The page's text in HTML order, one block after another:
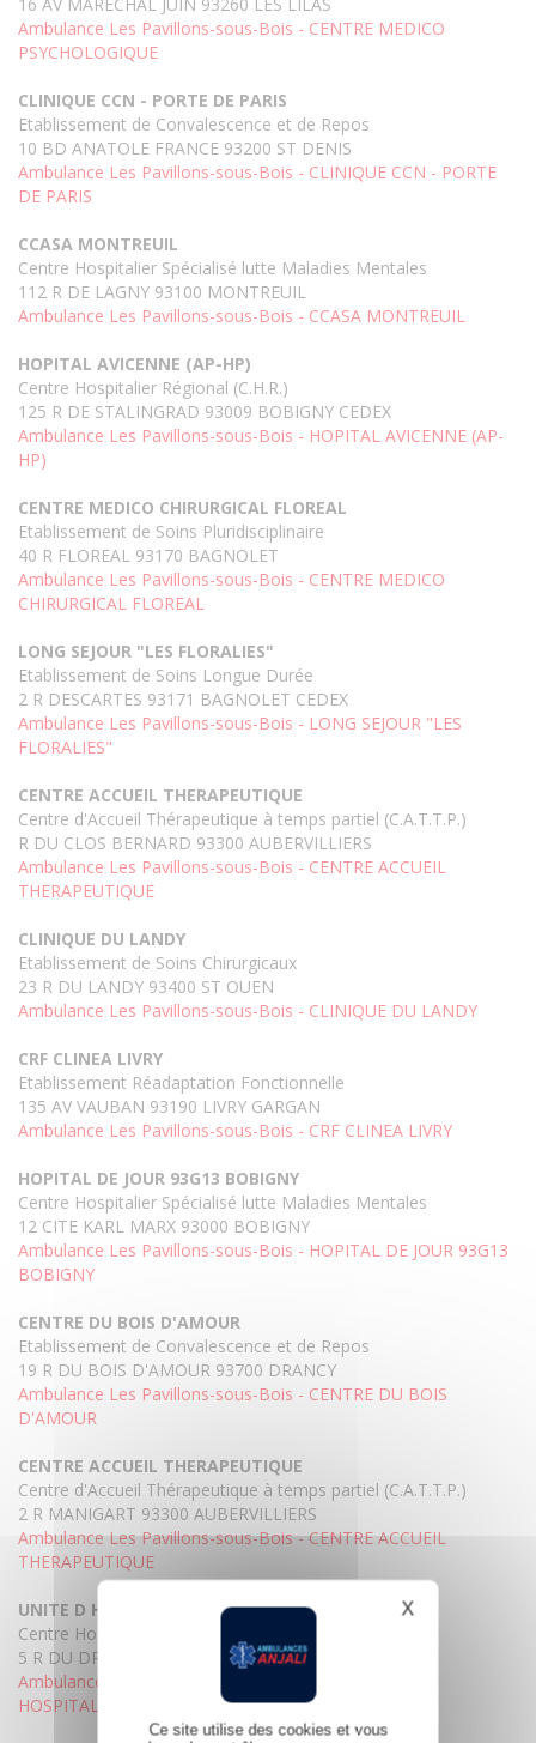
Ambulance Les Pavillons-sous-Bois - CENTRE MEDICO
PSYCHOLOGIQUE
CLINIQUE CCN - PORTE DE PARIS
Etablissement de Convalescence et de Repos
10 BD ANATOLE FRANCE 93200 ST DENIS
Ambulance Les Pavillons-sous-Bois - CLINIQUE CCN - PORTE
DE PARIS
CCASA MONTREUIL
Centre Hospitalier Spécialisé lutte Maladies Mentales
112 R DE LAGNY 93100 MONTREUIL
Ambulance Les Pavillons-sous-Bois - CCASA MONTREUIL
HOPITAL AVICENNE (AP-HP)
Centre Hospitalier Régional (C.H.R.)
125 R DE STALINGRAD 93009 BOBIGNY CEDEX
Ambulance Les Pavillons-sous-Bois - HOPITAL AVICENNE (AP-
HP)
CENTRE MEDICO CHIRURGICAL FLOREAL
Etablissement de Soins Pluridisciplinaire
40 R FLOREAL 93170 BAGNOLET
Ambulance Les Pavillons-sous-Bois - CENTRE MEDICO
CHIRURGICAL FLOREAL
LONG SEJOUR "LES FLORALIES"
Etablissement de Soins Longue Durée
2 R DESCARTES 93171 BAGNOLET CEDEX
Ambulance Les Pavillons-sous-Bois - LONG SEJOUR "LES
FLORALIES"
CENTRE ACCUEIL THERAPEUTIQUE
Centre d'Accueil Thérapeutique à temps partiel (C.A.T.T.P.)
R DU CLOS BERNARD 93300 AUBERVILLIERS
Ambulance Les Pavillons-sous-Bois - CENTRE ACCUEIL
THERAPEUTIQUE
CLINIQUE DU LANDY
Etablissement de Soins Chirurgicaux
23 R DU LANDY 93400 ST OUEN
Ambulance Les Pavillons-sous-Bois - CLINIQUE DU LANDY
CRF CLINEA LIVRY
Etablissement Réadaptation Fonctionnelle
135 AV VAUBAN 93190 LIVRY GARGAN
Ambulance Les Pavillons-sous-Bois - CRF CLINEA LIVRY
HOPITAL DE JOUR 93G13 BOBIGNY
Centre Hospitalier Spécialisé lutte Maladies Mentales
12 CITE KARL MARX 93000 BOBIGNY
Ambulance Les Pavillons-sous-Bois - HOPITAL DE JOUR 93G13
BOBIGNY
CENTRE DU BOIS D'AMOUR
Etablissement de Convalescence et de Repos
19 R DU BOIS D'AMOUR 93700 DRANCY
Ambulance Les Pavillons-sous-Bois - CENTRE DU BOIS
D'AMOUR
CENTRE ACCUEIL THERAPEUTIQUE
Centre d'Accueil Thérapeutique à temps partiel (C.A.T.T.P.)
2 R MANIGART 93300 AUBERVILLIERS
Ambulance Les Pavillons-sous-Bois - CENTRE ACCUEIL
THERAPEUTIQUE
UNITE D HOSPITALISATION
Centre Hospitalier Spécialisé lutte Maladies Mentales
5 R DU DR DELAFONTAINE 93200 ST DENIS
Ambulance Les Pavillons-sous-Bois - UNITE D
HOSPITALISATION
Ce site utilise des cookies et vous
X